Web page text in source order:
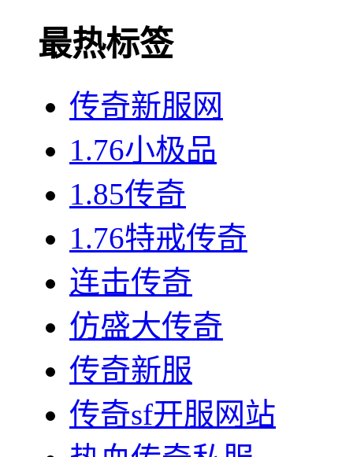
最热标签
传奇新服网
1.76小极品
1.85传奇
1.76特戒传奇
连击传奇
仿盛大传奇
传奇新服
传奇sf开服网站